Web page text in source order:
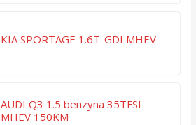
KIA SPORTAGE 1.6T-GDI MHEV
AUDI Q3 1.5 benzyna 35TFSI
MHEV 150KM